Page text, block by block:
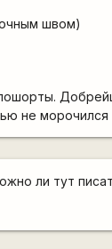
швом)
не морочился
ли тут